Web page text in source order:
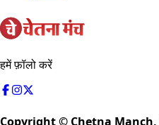
हमें फ़ॉलो करें
Copyright © Chetna Manch,